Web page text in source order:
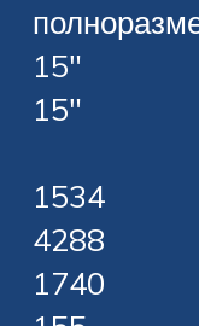
15″
15″
1534
4288
1740